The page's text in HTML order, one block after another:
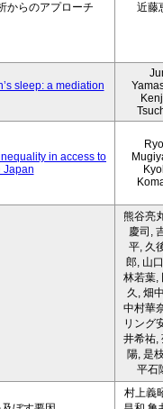
からのアプローチ 近藤
sleep: a mediation
in access to
Japan
熊谷亮
慶司,
平, 久
郎, 山
林若葉,
久, 畑
中村華
リング
井希祐,
陽, 是
平石
村上義